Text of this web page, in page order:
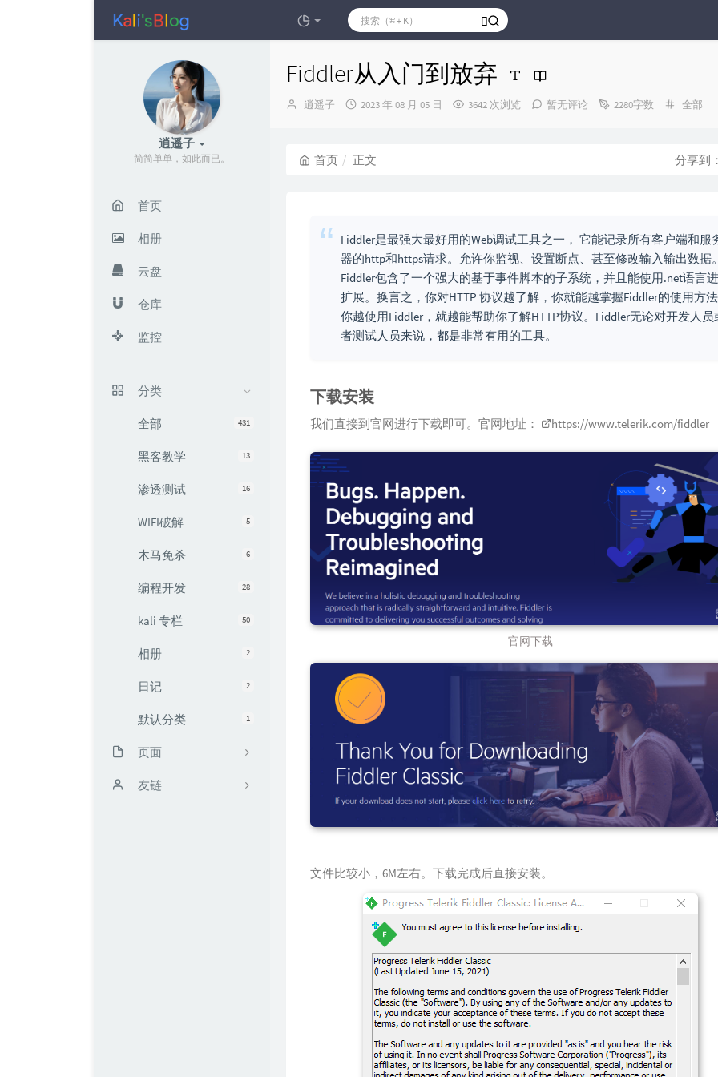
逍遥子
简简单单，如此而已。
首页
相册
云盘
仓库
监控
分类
431
全部
13
黑客教学
16
渗透测试
5
WIFI破解
6
木马免杀
28
编程开发
50
kali 专栏
2
相册
2
日记
1
默认分类
页面
时光机
友链
Fiddler从入门到放弃
博
逍遥子
发
2023 年 08 月 05 日 3642 次浏览 暂无评论 2280字数
分
全部
首页 正文 分享到
Fiddler是最强大最好用的Web调试工具之一， 它能记录所有客户端和服
器的http和https请求。允许你监视、设置断点、甚至修改输入输出数据
Fiddler包含了一个强大的基于事件脚本的子系统，并且能使用.net语言
扩展。换言之，你对HTTP 协议越了解，你就能越掌握Fiddler的使用方
你越使用Fiddler，就越能帮助你了解HTTP协议。Fiddler无论对开发人员
者测试人员来说，都是非常有用的工具。
下载安装
我们直接到官网进行下载即可。官网地址： https://www.telerik.com/fiddler
官网下载
文件比较小，6M左右。下载完成后直接安装。